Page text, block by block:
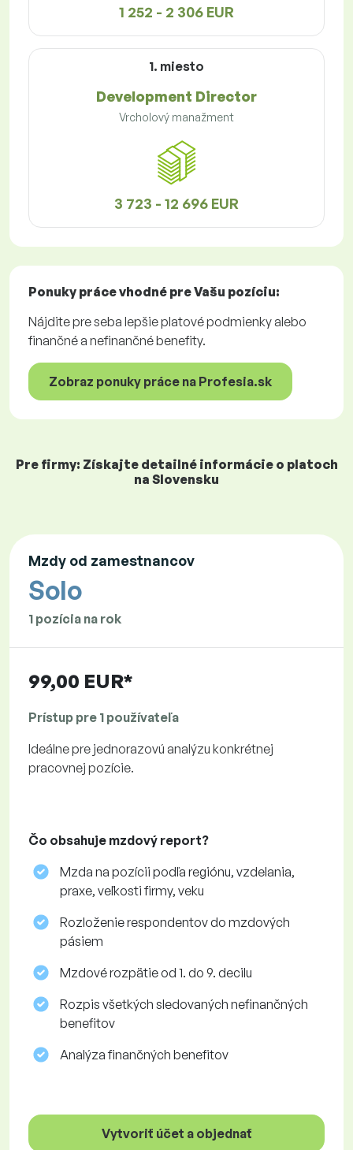
1 252 - 2 306 EUR
1. miesto
Development Director
Vrcholový manažment
3 723 - 12 696 EUR
Ponuky prácevhodné pre Vašu pozíciu:
Nájdite pre seba lepšie platové podmienky alebo
finančné a nefinančné benefity.
Zobraz ponuky práce na Profesia.sk
Pre firmy: Získajte detailné informácie o platoch
na Slovensku
Mzdy od zamestnancov
Solo
1 pozícia na rok
99,00 EUR*
Prístup pre 1 používateľa
Ideálne pre jednorazovú analýzu konkrétnej
pracovnej pozície.
Čo obsahuje mzdový report?
Mzda na pozícii podľa regiónu, vzdelania,
praxe, veľkosti firmy, veku
Rozloženie respondentov do mzdových
pásiem
Mzdové rozpätie od 1. do 9. decilu
Rozpis všetkých sledovaných nefinančných
benefitov
Analýza finančných benefitov
Vytvoriť účet a objednať